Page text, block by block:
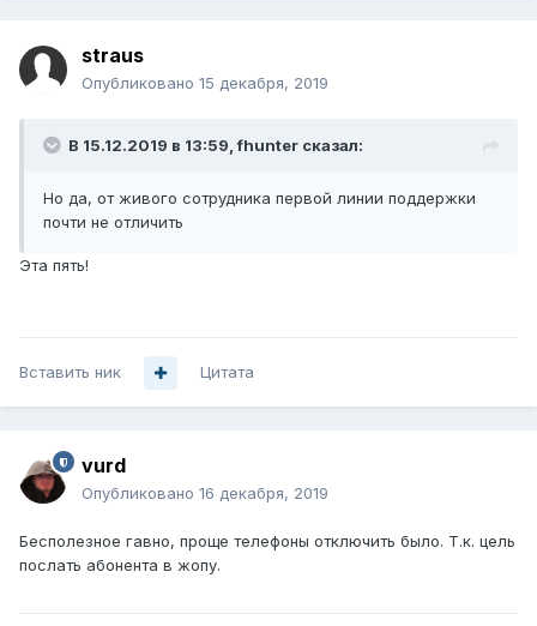
straus
Опубликовано 15 декабря, 2019
В 15.12.2019 в 13:59,fhunter сказал:
Но да, от живого сотрудника первой линии поддержки
почти не отличить
Эта пять!
Вставить ник Цитата
vurd
Опубликовано 16 декабря, 2019
Бесполезное гавно, проще телефоны отключить было. Т.к. цель
послать абонента в жопу.